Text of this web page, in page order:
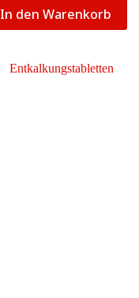
In den Warenkorb